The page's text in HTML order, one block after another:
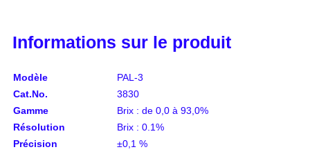
Informations sur le produit
Modèle
PAL-3
Cat.No.
3830
Gamme
Brix : de 0,0 à 93,0%
Résolution
Brix : 0.1%
Précision
±0,1 %